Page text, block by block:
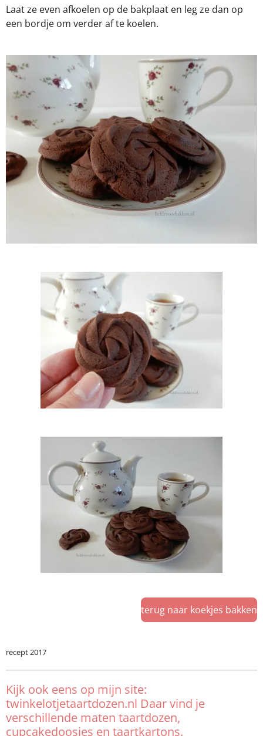
Laat ze even afkoelen op de bakplaat en leg ze dan op
een bordje om verder af te koelen.
terug naar koekjes bakken
recept 2017
Kijk ook eens op mijn site:
twinkelotjetaartdozen.nl Daar vind je
verschillende maten taartdozen,
cupcakedoosjes en taartkartons.